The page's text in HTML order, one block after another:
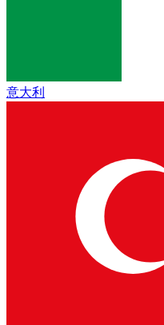
意大利